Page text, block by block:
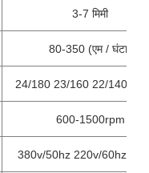
3-7 मिमी
80-350 (एम / घंटा)
24/180 23/160 22/140 21/
600-1500rpm
380v/50hz 220v/60hz, 3-